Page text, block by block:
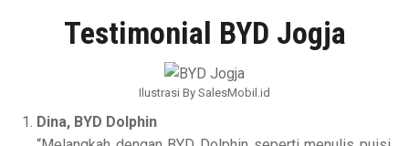
Testimonial BYD Jogja
Ilustrasi By SalesMobil.id
Dina, BYD Dolphin